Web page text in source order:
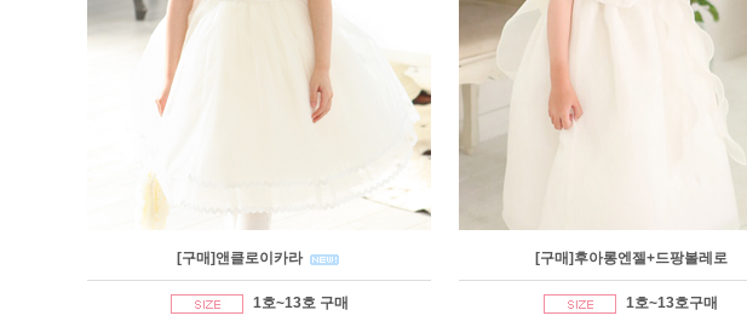
[구매]앤클로이카라
1호~13호 구매
[구매]후아롱엔젤+드팡볼레로
1호~13호구매